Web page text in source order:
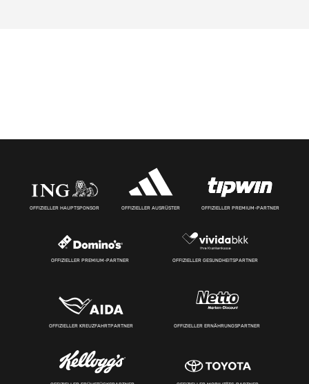
OFFIZIELLER HAUPTSPONSOR OFFIZIELLER AUSRÜSTER OFFIZIELLER PREMIUM-PARTNER
OFFIZIELLER PREMIUM-PARTNER OFFIZIELLER GESUNDHEITSPARTNER
OFFIZIELLER KREUZFAHRTPARTNER OFFIZIELLER ERNÄHRUNGSPARTNER